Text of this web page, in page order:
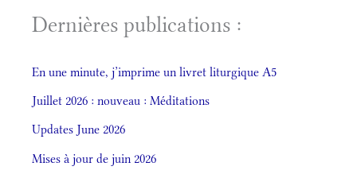
Dernières publications :
En une minute, j’imprime un livret liturgique A5
Juillet 2026 : nouveau : Méditations
Updates June 2026
Mises à jour de juin 2026